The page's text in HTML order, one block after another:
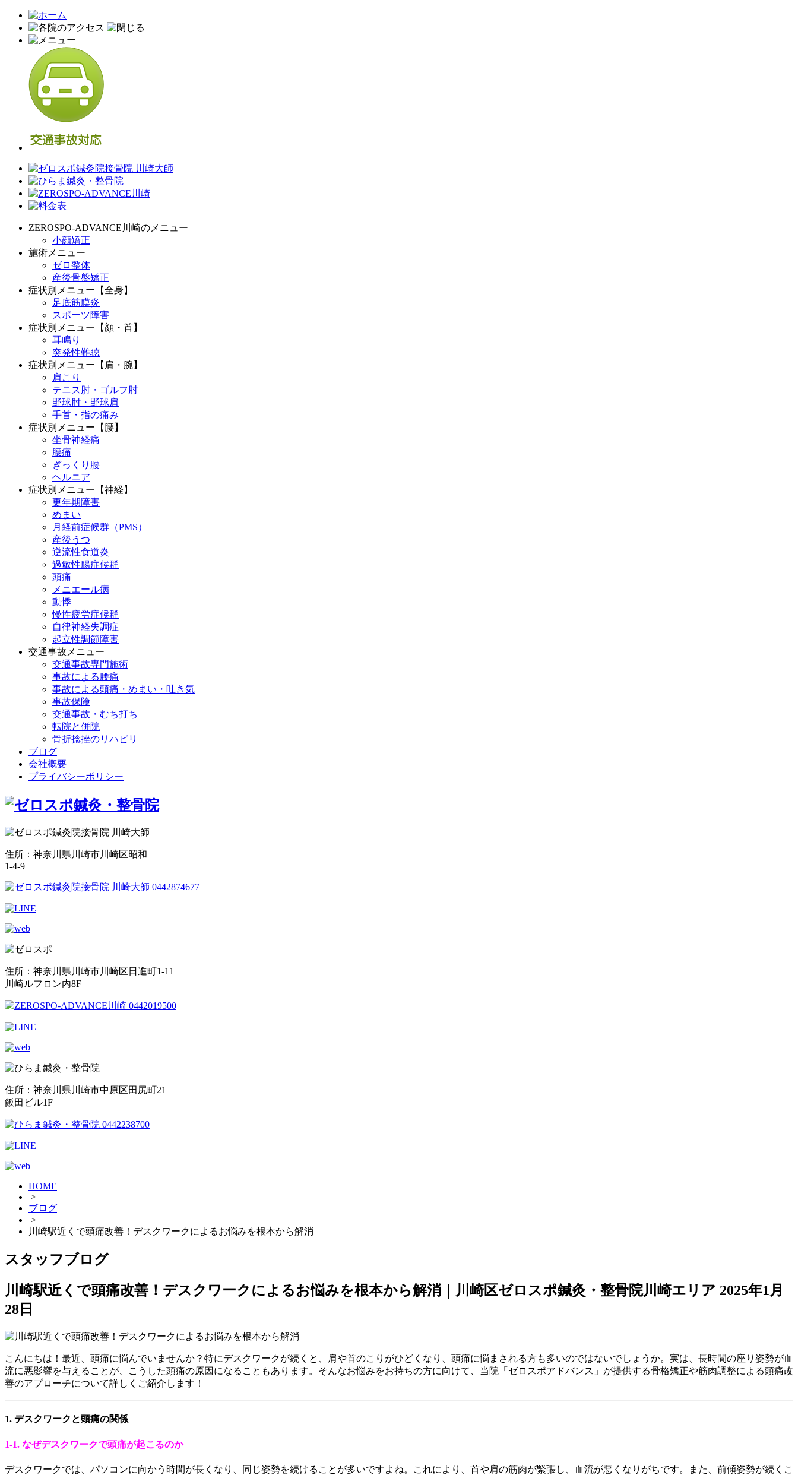
ZEROSPO-ADVANCE川崎のメニュー
小顔矯正
施術メニュー
ゼロ整体
産後骨盤矯正
症状別メニュー【全身】
足底筋膜炎
スポーツ障害
症状別メニュー【顔・首】
耳鳴り
突発性難聴
症状別メニュー【肩・腕】
肩こり
テニス肘・ゴルフ肘
野球肘・野球肩
手首・指の痛み
症状別メニュー【腰】
坐骨神経痛
腰痛
ぎっくり腰
ヘルニア
症状別メニュー【神経】
更年期障害
めまい
月経前症候群（PMS）
産後うつ
逆流性食道炎
過敏性腸症候群
頭痛
メニエール病
動悸
慢性疲労症候群
自律神経失調症
起立性調節障害
交通事故メニュー
交通事故専門施術
事故による腰痛
事故による頭痛・めまい・吐き気
事故保険
交通事故・むち打ち
転院と併院
骨折捻挫のリハビリ
ブログ
会社概要
プライバシーポリシー
住所：神奈川県川崎市川崎区昭和
1-4-9
住所：神奈川県川崎市川崎区日進町1-11
川崎ルフロン内8F
住所：神奈川県川崎市中原区田尻町21
飯田ビル1F
HOME
>
ブログ
>
川崎駅近くで頭痛改善！デスクワークによるお悩みを根本から解消
スタッフブログ
川崎駅近くで頭痛改善！デスクワークによるお悩みを根本から解消｜川崎区ゼロスポ鍼灸・整骨院川崎エリア 2025年1月
28日
こんにちは！最近、頭痛に悩んでいませんか？特にデスクワークが続くと、肩や首のこりがひどくなり、頭痛に悩まされる方も多いのではないでしょうか。実は、長時間の座り姿勢が血
流に悪影響を与えることが、こうした頭痛の原因になることもあります。そんなお悩みをお持ちの方に向けて、当院「ゼロスポアドバンス」が提供する骨格矯正や筋肉調整による頭痛改
善のアプローチについて詳しくご紹介します！
1. デスクワークと頭痛の関係
1-1. なぜデスクワークで頭痛が起こるのか
デスクワークでは、パソコンに向かう時間が長くなり、同じ姿勢を続けることが多いですよね。これにより、首や肩の筋肉が緊張し、血流が悪くなりがちです。また、前傾姿勢が続くこ